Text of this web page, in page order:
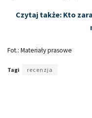
Czytaj także: Kto
Fot.: Materiały prasowe
Tagi recenzja